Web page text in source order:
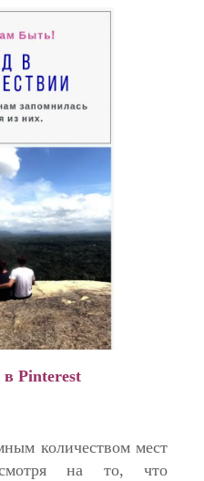
Pinterest
количеством мест
на то, что